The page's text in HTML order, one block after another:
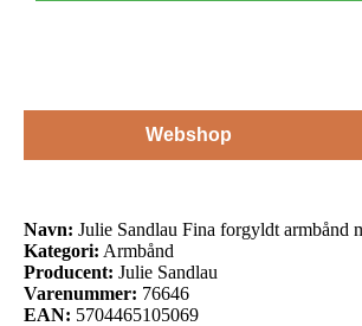
Webshop
Navn: Julie Sandlau Fina forgyldt armbånd
Kategori: Armbånd
Producent: Julie Sandlau
Varenummer: 76646
EAN: 5704465105069